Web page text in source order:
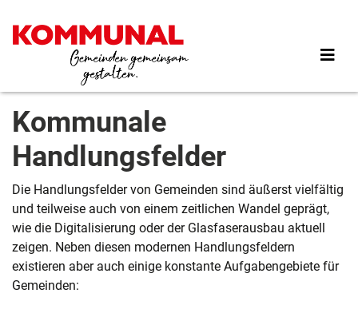
Inhalt
Kommunale
Handlungsfelder
Die Handlungsfelder von Gemeinden sind äußerst vielfältig
und teilweise auch von einem zeitlichen Wandel geprägt,
wie die Digitalisierung oder der Glasfaserausbau aktuell
zeigen. Neben diesen modernen Handlungsfeldern
existieren aber auch einige konstante Aufgabengebiete für
Gemeinden: